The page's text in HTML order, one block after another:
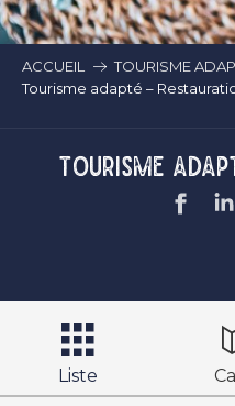
ACCUEIL
TOURISME
Tourisme adapté –
Tourisme
Liste